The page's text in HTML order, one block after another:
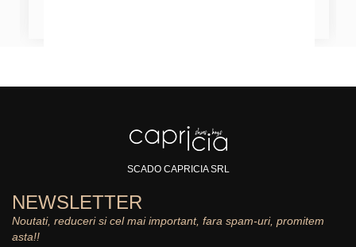
SCADO CAPRICIA SRL
NEWSLETTER
Noutati, reduceri si cel mai important, fara spam-uri, promitem
asta!!